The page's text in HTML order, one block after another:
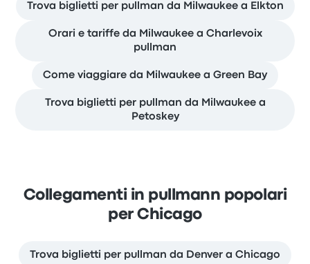
Trova biglietti per pullman da Milwaukee a Elkton
Orari e tariffe da Milwaukee a Charlevoix
pullman
Come viaggiare da Milwaukee a Green Bay
Trova biglietti per pullman da Milwaukee a
Petoskey
Collegamenti in pullmann popolari
per Chicago
Trova biglietti per pullman da Denver a Chicago